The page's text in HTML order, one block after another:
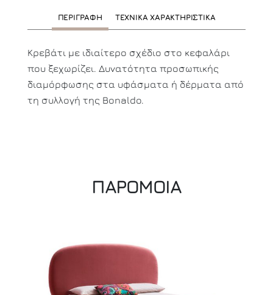
ΠΕΡΙΓΡΑΦΗ ΤΕΧΝΙΚΑ ΧΑΡΑΚΤΗΡΙΣΤΙΚΑ
Κρεβάτι με ιδιαίτερο σχέδιο στο κεφαλάρι
που ξεχωρίζει. Δυνατότητα προσωπικής
διαμόρφωσης στα υφάσματα ή δέρματα από
τη συλλογή της Bonaldo.
ΠΑΡΟΜΟΙΑ